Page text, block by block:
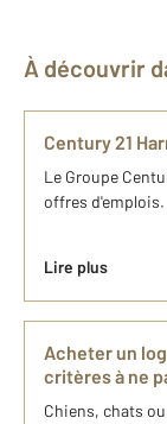
À découvrir
Century 21
Le Groupe
offres d'emplois.
Lire plus
Acheter un
critères à ne
Chiens, chats